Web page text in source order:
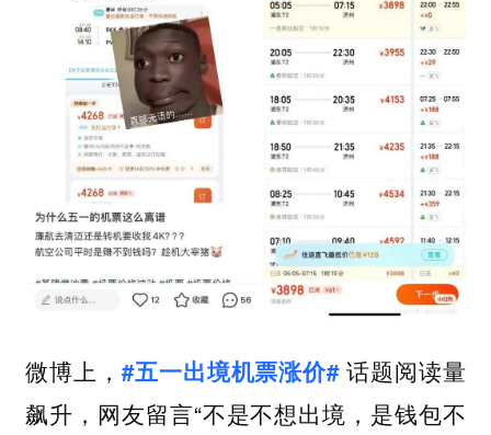
微博上， #五一出境机票涨价#话题阅读量
飙升，网友留言“不是不想出境，是钱包不